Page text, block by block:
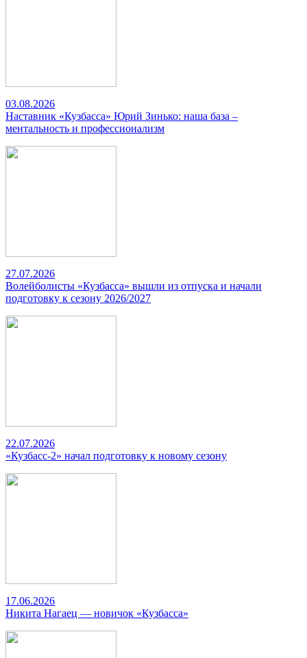
03.08.2026
Наставник «Кузбасса» Юрий Зинько: наша база –
ментальность и профессионализм
27.07.2026
Волейболисты «Кузбасса» вышли из отпуска и начали
подготовку к сезону 2026/2027
22.07.2026
«Кузбасс-2» начал подготовку к новому сезону
17.06.2026
Никита Нагаец — новичок «Кузбасса»